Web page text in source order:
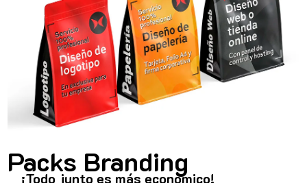
Packs Branding
¡Todo junto es más económico!